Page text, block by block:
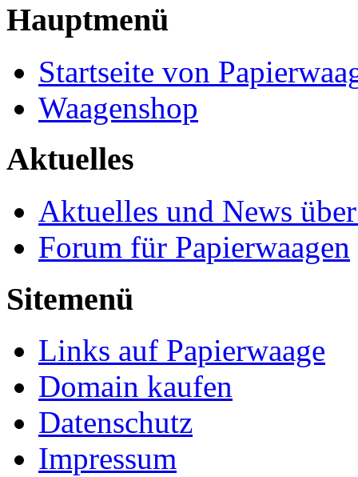
Hauptmenü
Startseite von
Waagenshop
Aktuelles
Aktuelles und News
Forum für Papierwaagen
Sitemenü
Links auf Papierwaage
Domain kaufen
Datenschutz
Impressum